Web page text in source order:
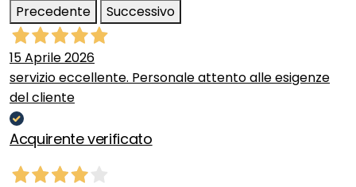
Precedente
Successivo
15 Aprile 2026
servizio eccellente. Personale attento alle esigenze
del cliente
Acquirente verificato